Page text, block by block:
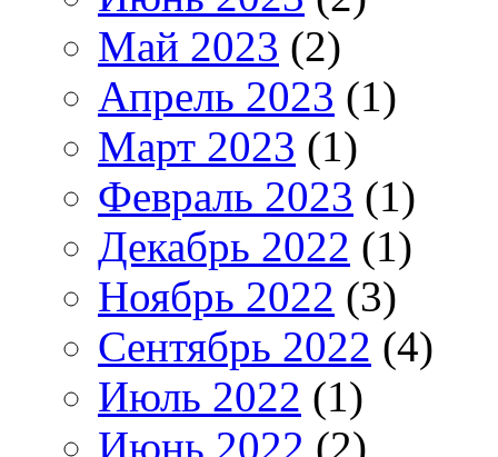
Май 2023 (2)
Апрель 2023 (1)
Март 2023 (1)
Февраль 2023 (1)
Декабрь 2022 (1)
Ноябрь 2022 (3)
Сентябрь 2022 (4)
Июль 2022 (1)
Июнь 2022 (2)